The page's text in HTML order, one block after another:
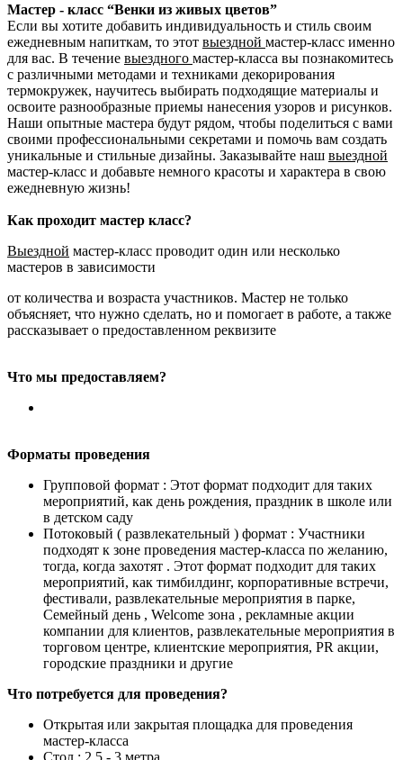
Мастер - класс “Венки из живых цветов”
Если вы хотите добавить индивидуальность и стиль своим
ежедневным напиткам, то этот выездной мастер-класс именно
для вас. В течение выездного мастер-класса вы познакомитесь
с различными методами и техниками декорирования
термокружек, научитесь выбирать подходящие материалы и
освоите разнообразные приемы нанесения узоров и рисунков.
Наши опытные мастера будут рядом, чтобы поделиться с вами
своими профессиональными секретами и помочь вам создать
уникальные и стильные дизайны. Заказывайте наш выездной
мастер-класс и добавьте немного красоты и характера в свою
ежедневную жизнь!
Как проходит мастер класс?
Выездной мастер-класс проводит один или несколько
мастеров в зависимости
от количества и возраста участников. Мастер не только
объясняет, что нужно сделать, но и помогает в работе, а также
рассказывает о предоставленном реквизите
Что мы предоставляем?
Форматы проведения
Групповой формат : Этот формат подходит для таких
мероприятий, как день рождения, праздник в школе или
в детском саду
Потоковый ( развлекательный ) формат : Участники
подходят к зоне проведения мастер-класса по желанию,
тогда, когда захотят . Этот формат подходит для таких
мероприятий, как тимбилдинг, корпоративные встречи,
фестивали, развлекательные мероприятия в парке,
Семейный день , Welcome зона , рекламные акции
компании для клиентов, развлекательные мероприятия в
торговом центре, клиентские мероприятия, PR акции,
городские праздники и другие
Что потребуется для проведения?
Открытая или закрытая площадка для проведения
мастер-класса
Стол : 2.5 - 3 метра